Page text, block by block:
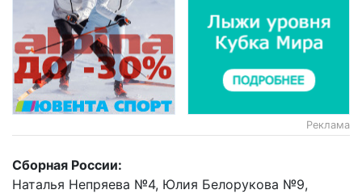
Реклама
Сборная России:
Наталья Непряева №4, Юлия Белорукова №9,